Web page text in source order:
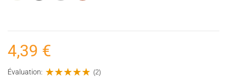
4,39 €
Évaluation: (2)